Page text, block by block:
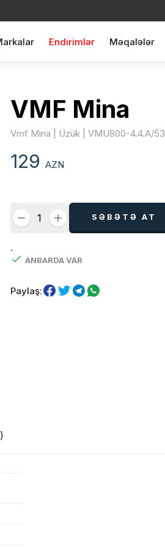
Endirimlər Məqalələr
VMF Mina
Vmf Mina | Üzük | VMU800-4.4.A/53
129 AZN
SƏBƏTƏ AT
.
ANBARDA VAR
Paylaş: